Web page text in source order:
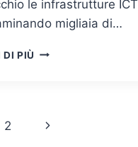
le infrastrutture ICT
migliaia di…
DI PIÙ WCRYPT:
SPAURACCHIO
2
Pagina